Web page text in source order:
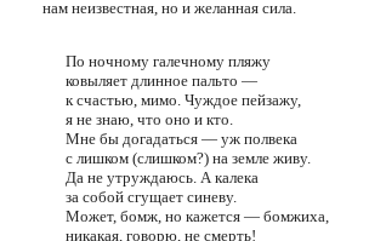
нам неизвестная, но и желанная сила.
По ночному галечному пляжу
ковыляет длинное пальто —
к счастью, мимо. Чуждое пейзажу,
я не знаю, что оно и кто.
Мне бы догадаться — уж полвека
с лишком (слишком?) на земле живу.
Да не утруждаюсь. А калека
за собой сгущает синеву.
Может, бомж, но кажется — бомжиха,
никакая, говорю, не смерть!